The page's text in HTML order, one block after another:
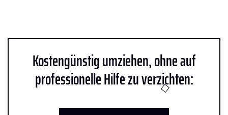
Kostengünstig umziehen, ohne auf
professionelle Hilfe zu verzichten: